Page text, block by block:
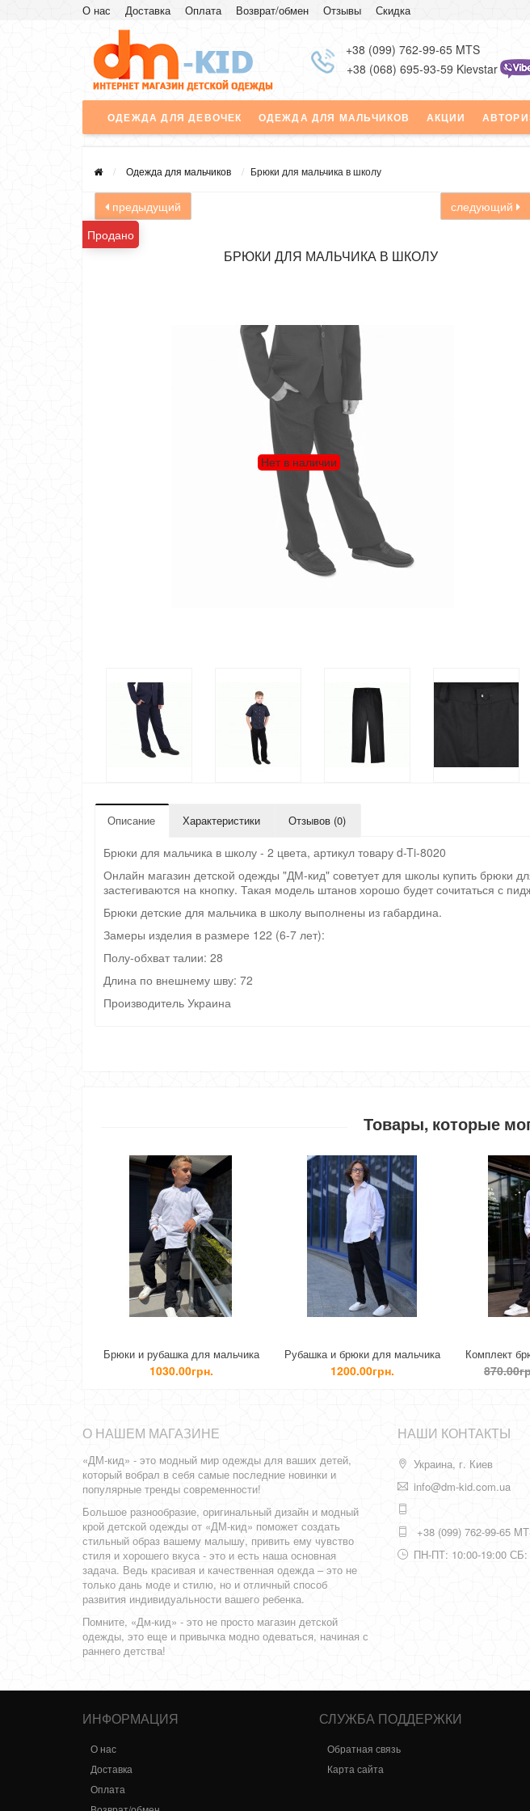
О нас Доставка Оплата Возврат/обмен Отзывы Скидка
+38 (099) 762-99-65 MTS
+38 (068) 695-93-59 Kievstar
ОДЕЖДА ДЛЯ ДЕВОЧЕК ОДЕЖДА ДЛЯ МАЛЬЧИКОВ АКЦИИ
Одежда для мальчиков Брюки для мальчика в школу
предыдущий
следующий
Продано
БРЮКИ ДЛЯ МАЛЬЧИКА В ШКОЛУ
Нет в наличии
Описание Характеристики Отзывов (0)
Брюки для мальчика в школу - 2 цвета, артикул товару d-Ti-8020
Онлайн магазин детской одежды "ДМ-кид" советует для школы купить брюки
застегиваются на кнопку. Такая модель штанов хорошо будет сочитаться с
Брюки детские для мальчика в школу выполнены из габардина.
Замеры изделия в размере 122 (6-7 лет):
Полу-обхват талии: 28
Длина по внешнему шву: 72
Производитель Украина
Товары, которые
Брюки и рубашка для мальчика
Рубашка и брюки для мальчика
Комплект брюки и рубашка
мальчика740.00грн.
О НАШЕМ МАГАЗИНЕ
«ДМ-кид» - это модный мир одежды для ваших детей,
который вобрал в себя самые последние новинки и
популярные тренды современности!
Большое разнообразие, оригинальный дизайн и модный
крой детской одежды от «ДМ-кид» поможет создать
стильный образ вашему малышу, привить ему чувство
стиля и хорошего вкуса - это и есть наша основная
задача. Ведь красивая и качественная одежда – это не
только дань моде и стилю, но и отличный способ
развития индивидуальности вашего ребенка.
Помните, «Дм-кид» - это не просто магазин детской
одежды, это еще и привычка модно одеваться, начиная с
раннего детства!
НАШИ КОНТАКТЫ
Украина, г. Киев
info@dm-kid.com.ua
+38 (099) 762-99-65
ПН-ПТ: 10:00-19:00
ИНФОРМАЦИЯ
О нас
Доставка
Оплата
СЛУЖБА ПОДДЕРЖКИ
Обратная связь
Карта сайта